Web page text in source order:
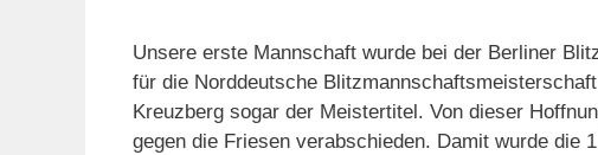
Unsere erste Mannschaft wurde bei der Berliner
für die Norddeutsche
Kreuzberg sogar der Meistertitel. Von dieser
gegen die Friesen verabschieden. Damit wurde die